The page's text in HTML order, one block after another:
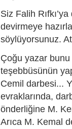
Siz Falih
devirmeye
söylüyorsunuz.
Çoğu yazar bunu
teşebbüsünün
Cemil darbesi...
evraklarında,
önderliğine M.
Arıca M. Kemal